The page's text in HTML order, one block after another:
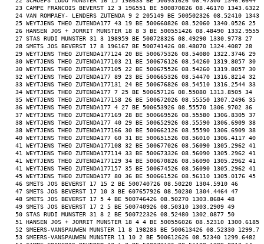
23 CAMPE FRANCOIS BEVERST 12 3 196551 BE 500870826 08.46170
24 VAN ROMPAEY- LENDERS ZUTENDA 9 2 205149 BE 500502326 08.52410
25 WEYTJENS THEO ZUTENDA177 43 19 BE 500660826 08.52060 1340.0526 25
26 HANSEN JOS + JORRIT MUNSTER 18 8 3 BE 500551426 08.48490
27 STAS RUDI MUNSTER 31 3 198959 BE 500728326 08.49290 1330.9778 27
28 SMETS JOS BEVERST 17 8 196167 BE 500741426 08.48070 1324.4087 28
29 WEYTJENS THEO ZUTENDA177124 20 BE 500675326 08.54080 1322.3746 29
30 WEYTJENS THEO ZUTENDA177103 21 BE 500676126 08.54260 1319.8057 30
30 WEYTJENS THEO ZUTENDA177105 22 BE 500675526 08.54260 1319.8057 30
32 WEYTJENS THEO ZUTENDA177 89 23 BE 500665326 08.54470 1316.8214 32
33 WEYTJENS THEO ZUTENDA177131 24 BE 500676826 08.54510 1316.2544 33
34 WEYTJENS THEO ZUTENDA177 7 25 BE 500657126 08.55080 1313.8505 34
35 WEYTJENS THEO ZUTENDA177158 26 BE 500672026 08.55550 1307.2496 35
36 WEYTJENS THEO ZUTENDA177 4 27 BE 500653926 08.55570 1306.9702 36
37 WEYTJENS THEO ZUTENDA177169 28 BE 500669526 08.55580 1306.8305 37
38 WEYTJENS THEO ZUTENDA177 40 29 BE 500652926 08.55590 1306.6909 38
38 WEYTJENS THEO ZUTENDA177166 30 BE 500662126 08.55590 1306.6909 38
40 WEYTJENS THEO ZUTENDA177 60 31 BE 500651526 08.56010 1306.4117 40
41 WEYTJENS THEO ZUTENDA177108 32 BE 500677026 08.56090 1305.2962 41
41 WEYTJENS THEO ZUTENDA177114 33 BE 500673326 08.56090 1305.2962 41
41 WEYTJENS THEO ZUTENDA177129 34 BE 500670826 08.56090 1305.2962 41
41 WEYTJENS THEO ZUTENDA177157 35 BE 500674526 08.56090 1305.2962 41
45 WEYTJENS THEO ZUTENDA177 80 36 BE 500661526 08.56110 1305.0176 45
46 SMETS JOS BEVERST 17 15 2 BE 500740726 08.50220 1304.5910 46
47 SMETS JOS BEVERST 17 10 3 BE 607657926 08.50230 1304.4464 47
48 SMETS JOS BEVERST 17 5 4 BE 500746426 08.50270 1303.8684 48
49 SMETS JOS BEVERST 17 2 5 BE 500740926 08.50310 1303.2909 49
50 STAS RUDI MUNSTER 31 8 2 BE 500722326 08.52480 1302.0877 50
51 HANSEN JOS + JORRIT MUNSTER 18 4 4 BE 500556026 08.52310
52 SMEERS-VANSPAUWEN MUNSTER 11 8 198283 BE 500613426 08.52330
53 SMEERS-VANSPAUWEN MUNSTER 11 10 2 BE 500612626 08.52340 1299.6482